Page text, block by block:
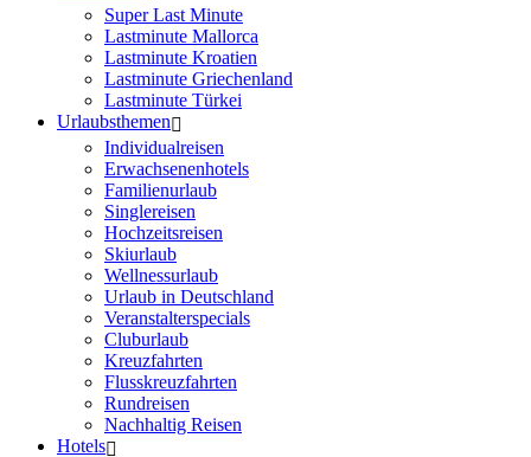
Super Last Minute
Lastminute Mallorca
Lastminute Kroatien
Lastminute Griechenland
Lastminute Türkei
Urlaubsthemen
Individualreisen
Erwachsenenhotels
Familienurlaub
Singlereisen
Hochzeitsreisen
Skiurlaub
Wellnessurlaub
Urlaub in Deutschland
Veranstalterspecials
Cluburlaub
Kreuzfahrten
Flusskreuzfahrten
Rundreisen
Nachhaltig Reisen
Hotels